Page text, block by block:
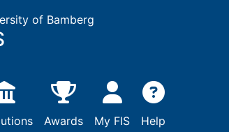
of Bamberg
Awards My FIS Help